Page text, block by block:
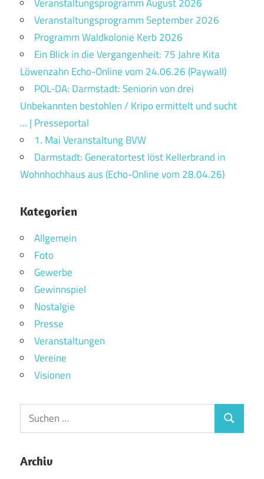
Veranstaltungsprogramm September 2026
Programm Waldkolonie Kerb 2026
Ein Blick in die Vergangenheit: 75 Jahre Kita
Löwenzahn Echo-Online vom 24.06.26 (Paywall)
POL-DA: Darmstadt: Seniorin von drei
Unbekannten bestohlen / Kripo ermittelt und sucht
… | Presseportal
1. Mai Veranstaltung BVW
Darmstadt: Generatortest löst Kellerbrand in
Wohnhochhaus aus (Echo-Online vom 28.04.26)
Kategorien
Allgemein
Foto
Gewerbe
Gewinnspiel
Nostalgie
Presse
Veranstaltungen
Vereine
Visionen
Archiv